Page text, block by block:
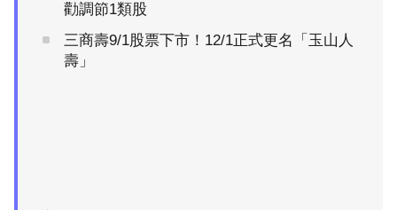
勸調節1類股
三商壽9/1股票下市！12/1正式更名「玉山人
壽」